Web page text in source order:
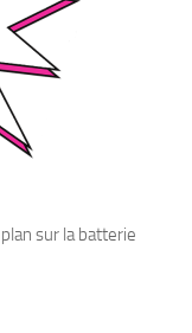
sur la batterie